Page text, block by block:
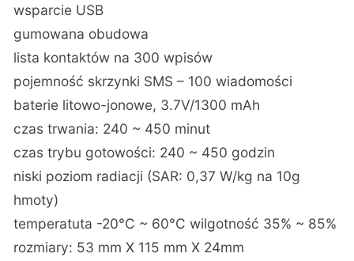
wsparcie USB
gumowana obudowa
lista kontaktów na 300 wpisów
pojemność skrzynki SMS – 100 wiadomości
baterie litowo-jonowe, 3.7V/1300 mAh
czas trwania: 240 ~ 450 minut
czas trybu gotowości: 240 ~ 450 godzin
niski poziom radiacji (SAR: 0,37 W/kg na 10g
hmoty)
temperatuta -20°C ~ 60°C wilgotność 35% ~ 85%
rozmiary: 53 mm X 115 mm X 24mm